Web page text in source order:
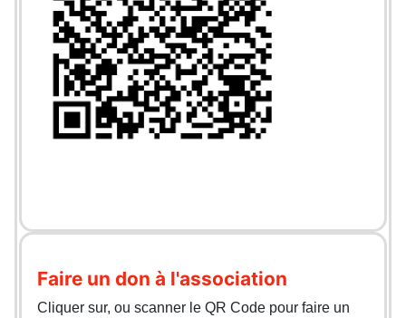
Faire un don à l'association
Cliquer sur, ou scanner le QR Code pour faire un